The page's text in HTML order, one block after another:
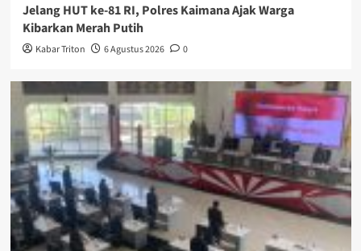
Jelang HUT ke-81 RI, Polres Kaimana Ajak Warga
Kibarkan Merah Putih
Kabar Triton 6 Agustus 2026 0